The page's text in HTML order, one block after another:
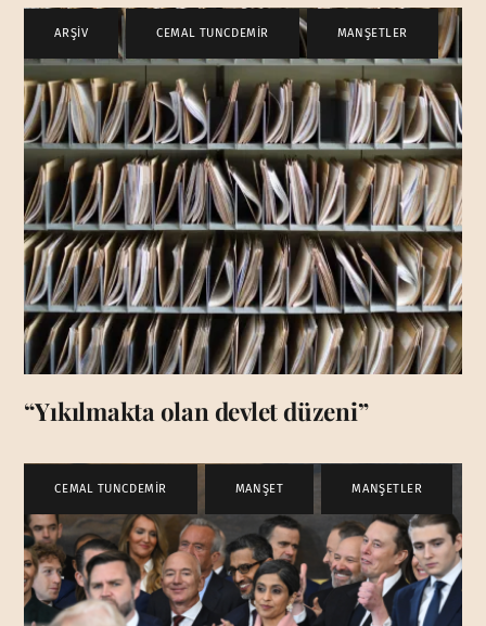
ARŞİV CEMAL TUNCDEMİR , MANŞETLER
“Yıkılmakta olan devlet düzeni”
CEMAL TUNCDEMİR MANŞET MANŞETLER